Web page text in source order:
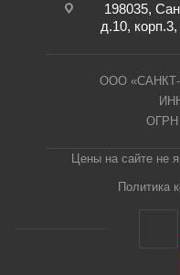
198035,
д.10,
ООО
ОГРН
Цены на сайте не
Политика